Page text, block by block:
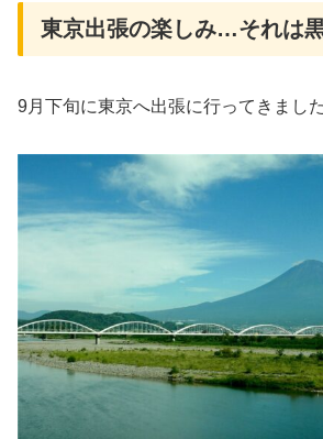
東京出張の楽しみ…それは黒
9月下旬に東京へ出張に行ってきました